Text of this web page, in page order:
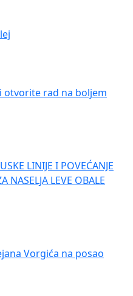
otvorite rad na boljem
LINIJE I POVEĆANJE
NASELJA LEVE OBALE
Vorgića na posao